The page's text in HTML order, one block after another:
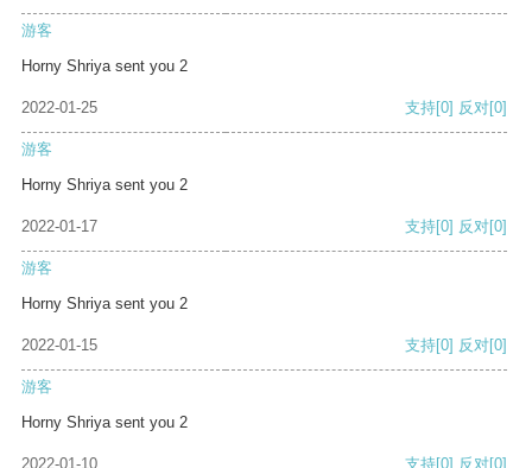
游客
Horny Shriya sent you 2
2022-01-25 支持[0] 反对[0]
游客
Horny Shriya sent you 2
2022-01-17 支持[0] 反对[0]
游客
Horny Shriya sent you 2
2022-01-15 支持[0] 反对[0]
游客
Horny Shriya sent you 2
2022-01-10 支持[0] 反对[0]